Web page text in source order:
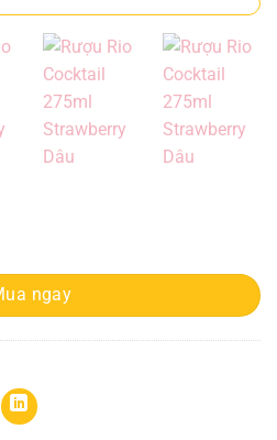
Dâu quantity
ngay